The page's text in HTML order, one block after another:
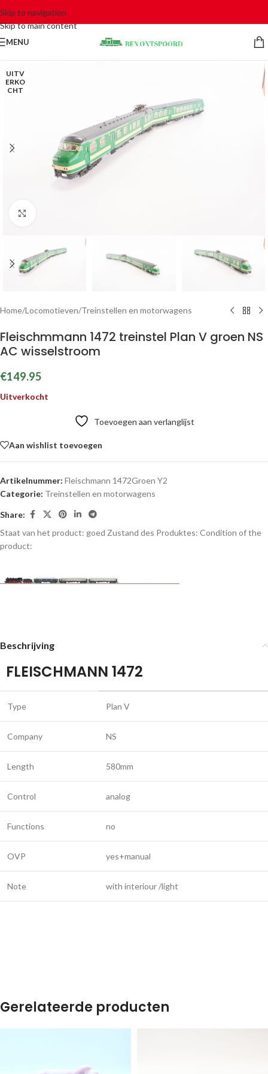
Skip to navigation
Skip to main content
MENU
UITV
ERKO
CHT
Home/Locomotieven/Treinstellen en motorwagens
Fleischmmann 1472 treinstel Plan V groen NS
AC wisselstroom
€149.95
Uitverkocht
Toevoegen aan verlanglijst
Aan wishlist toevoegen
Artikelnummer: Fleischmann 1472Groen Y2
Categorie: Treinstellen en motorwagens
Share:
Staat van het product: goed Zustand des Produktes: Condition of the
product:
Beschrijving
FLEISCHMANN 1472
Type Plan V
Company NS
Length 580mm
Control analog
Functions no
OVP yes+manual
Note with interiour /light
Gerelateerde producten